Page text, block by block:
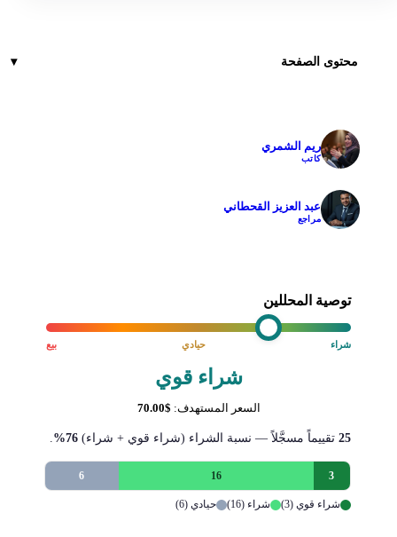
محتوى الصفحة
ريم الشمري
كاتب
عبد العزيز القحطاني
مراجع
توصية المحللين
بيع حيادي شراء
شراء قوي
السعر المستهدف: $70.00
25تقييماً مسجَّلاً — نسبة الشراء (شراء قوي + شراء) 76%
.
3
16
6
شراء قوي (3) شراء (16) حيادي (6)